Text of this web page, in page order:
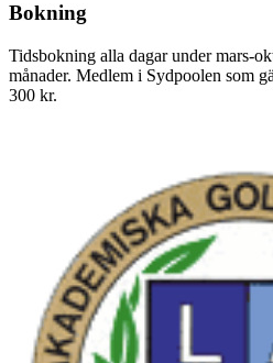
Bokning
Tidsbokning alla dagar under mars-
månader. Medlem i Sydpoolen som
300 kr.